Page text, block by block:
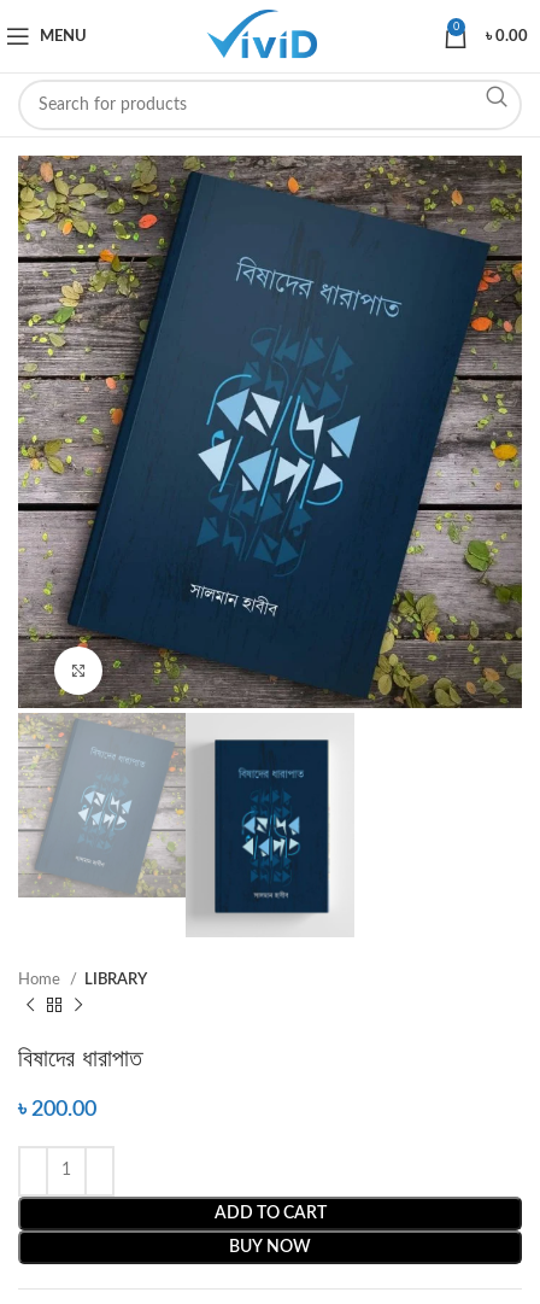
MENU
0
৳0.00
Click to enlarge
Home LIBRARY
বিষাদের ধারাপাত
৳ 200.00
ADD TO CART
BUY NOW